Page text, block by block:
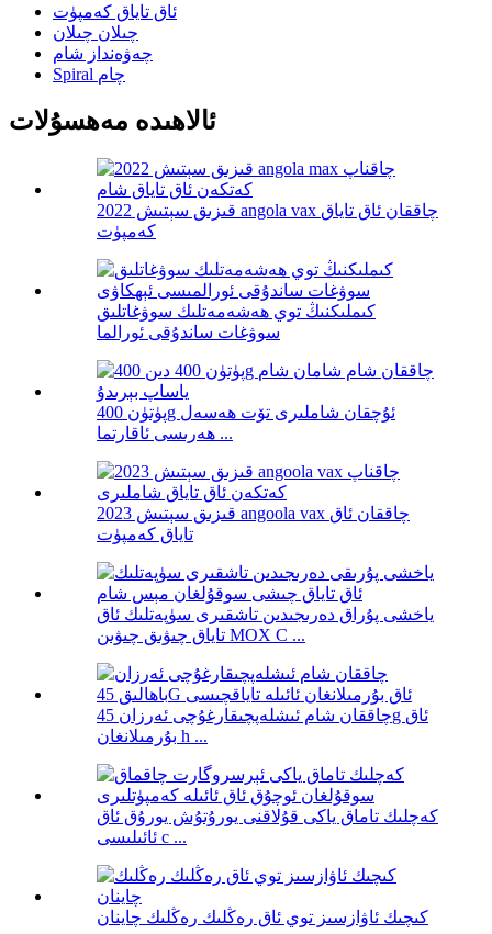
ئاق تاياق كەمپۈت
چىلان چىلان
چەۋەنداز شام
Spiral چام
ئالاھىدە مەھسۇلات
قىزىق سېتىش 2022 angola vax چاققان ئاق تاياق
كەمپۈت
كىملىكنىڭ توي ھەشەمەتلىك سوۋغاتلىق
سوۋغات ساندۇقى ئورالما
پۈتۈن 400g ئۇچقان شاملىرى تۆت ھەسەل
ھەرىسى ئاقارتما ...
قىزىق سېتىش 2023 angoola vax چاققان ئاق
تاياق كەمپۈت
ياخشى پۇراق دەرىجىدىن تاشقىرى سۈپەتلىك ئاق
تاياق چىۋىق چىۋىن MOX C ...
چاققان شام ئىشلەپچىقارغۇچى ئەرزان 45g ئاق
بۇرمىلانغان h ...
كەچلىك تاماق ياكى قۇلاقنى يورۇتۇش يورۇق ئاق
ئائىلىسى c ...
كىچىك ئاۋازسىز توي ئاق رەڭلىك رەڭلىك چاينان